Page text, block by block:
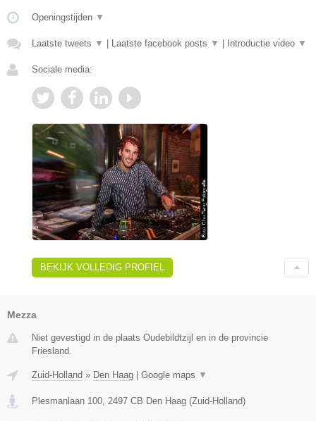
Openingstijden ▼
Laatste tweets ▼ Laatste facebook posts ▼ Introductie video ▼
Sociale media:
BEKIJK VOLLEDIG PROFIEL
Mezza
Niet gevestigd in de plaats Oudebildtzijl en in de provincie
Friesland.
Zuid-Holland » Den Haag Google maps ▼
Plesmanlaan 100, 2497 CB Den Haag (Zuid-Holland)